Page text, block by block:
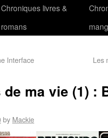
Chroniques livres &
romans
Interface Les
ma vie (1) :
by Mackie